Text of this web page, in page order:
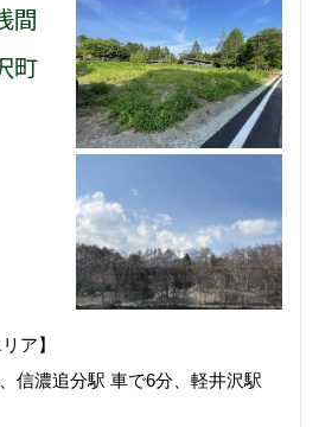
間
町
ア】
信濃追分駅 車で6分、軽井沢駅